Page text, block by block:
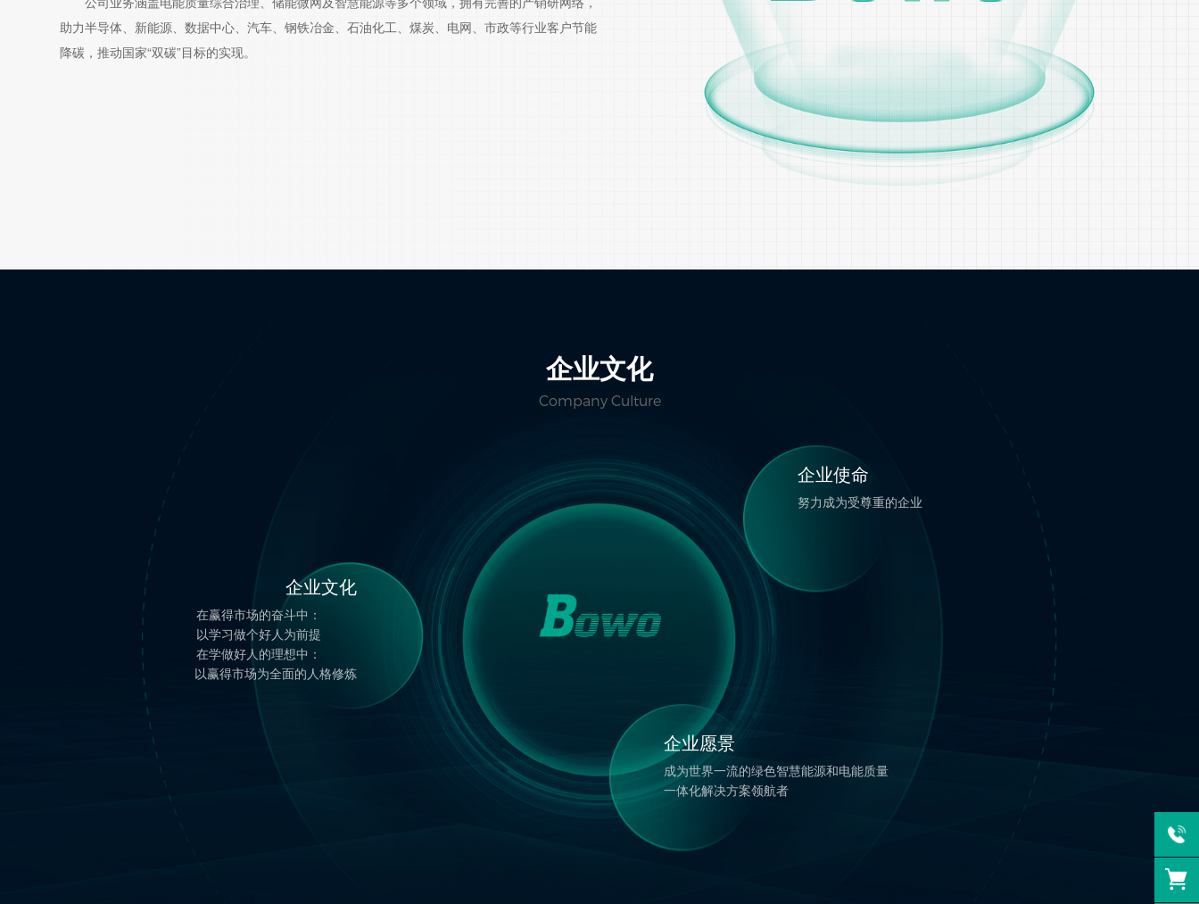
助力半导体、新能源、数据中心、汽车、钢铁冶金、石油化工、煤炭、电网、市政等行业客户节能
降碳，推动国家“双碳”目标的实现。
企业文化
Company Culture
企业使命
努力成为受尊重的企业
企业文化
在赢得市场的奋斗中：
以学习做个好人为前提
在学做好人的理想中：
以赢得市场为全面的人格修炼
企业愿景
成为世界一流的绿色智慧能源和电能质量
一体化解决方案领航者